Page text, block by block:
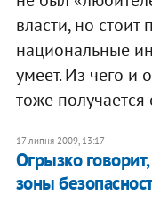
власти, но стоит
национальные
умеет. Из чего
тоже
17 липня 2009, 13:17
Огрызко
зоны